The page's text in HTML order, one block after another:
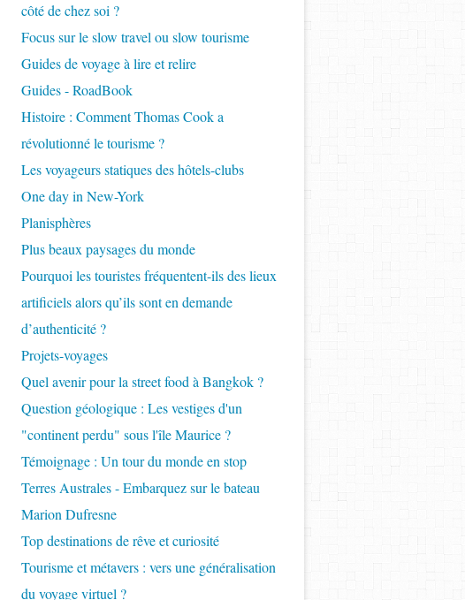
côté de chez soi ?
Focus sur le slow travel ou slow tourisme
Guides de voyage à lire et relire
Guides - RoadBook
Histoire : Comment Thomas Cook a
révolutionné le tourisme ?
Les voyageurs statiques des hôtels-clubs
One day in New-York
Planisphères
Plus beaux paysages du monde
Pourquoi les touristes fréquentent-ils des lieux
artificiels alors qu’ils sont en demande
d’authenticité ?
Projets-voyages
Quel avenir pour la street food à Bangkok ?
Question géologique : Les vestiges d'un
"continent perdu" sous l'île Maurice ?
Témoignage : Un tour du monde en stop
Terres Australes - Embarquez sur le bateau
Marion Dufresne
Top destinations de rêve et curiosité
Tourisme et métavers : vers une généralisation
du voyage virtuel ?